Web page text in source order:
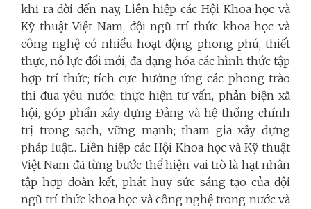
khi ra đời đến nay, Liên hiệp các Hội Khoa học và
Kỹ thuật Việt Nam, đội ngũ trí thức khoa học và
công nghệ có nhiều hoạt động phong phú, thiết
thực, nỗ lực đổi mới, đa dạng hóa các hình thức tập
hợp trí thức; tích cực hưởng ứng các phong trào
thi đua yêu nước; thực hiện tư vấn, phản biện xã
hội, góp phần xây dựng Đảng và hệ thống chính
trị trong sạch, vững mạnh; tham gia xây dựng
pháp luật... Liên hiệp các Hội Khoa học và Kỹ thuật
Việt Nam đã từng bước thể hiện vai trò là hạt nhân
tập hợp đoàn kết, phát huy sức sáng tạo của đội
ngũ trí thức khoa học và công nghệ trong nước và